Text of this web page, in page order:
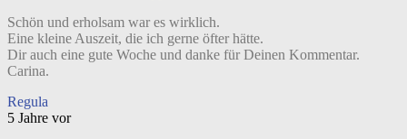
Schön und erholsam war es wirklich.
Eine kleine Auszeit, die ich gerne öfter hätte.
Dir auch eine gute Woche und danke für Deinen Kommentar.
Carina.
Regula
5 Jahre vor